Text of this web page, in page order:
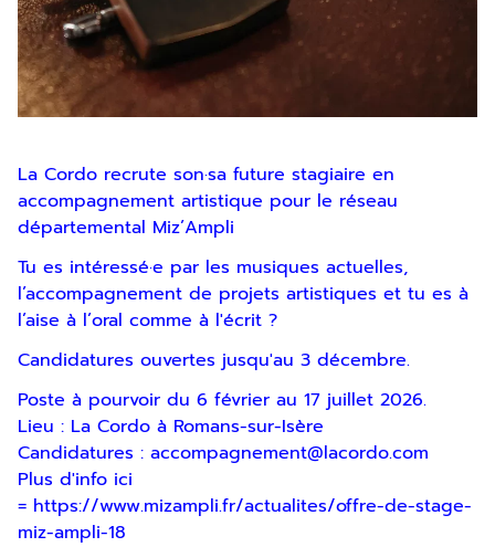
La Cordo recrute son·sa future stagiaire en
accompagnement artistique pour le réseau
départemental Miz’Ampli
Tu es intéressé·e par les musiques actuelles,
l’accompagnement de projets artistiques et tu es à
l’aise à l’oral comme à l'écrit ?
Candidatures ouvertes jusqu'au 3 décembre.
Poste à pourvoir du 6 février au 17 juillet 2026.
Lieu : La Cordo à Romans-sur-Isère
Candidatures : accompagnement@lacordo.com
Plus d'info ici
= https://www.mizampli.fr/actualites/offre-de-stage-
miz-ampli-18
Inscription
Newsletter